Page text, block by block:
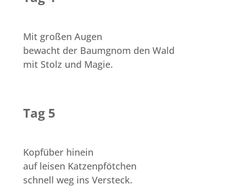
Mit großen Augen
bewacht der Baumgnom den Wald
mit Stolz und Magie.
Tag 5
Kopfüber hinein
auf leisen Katzenpfötchen
schnell weg ins Versteck.